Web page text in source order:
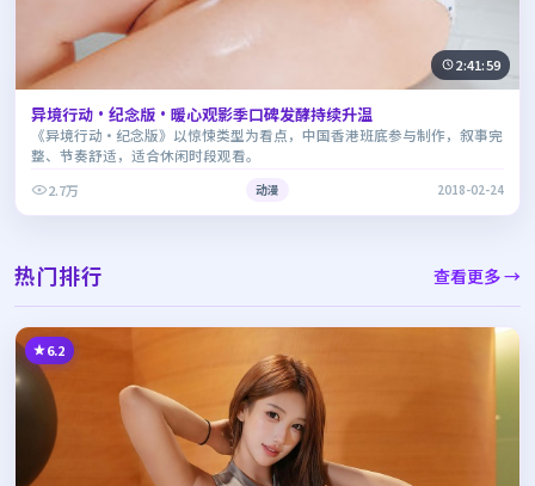
2:41:59
异境行动·纪念版·暖心观影季口碑发酵持续升温
《异境行动·纪念版》以惊悚类型为看点，中国香港班底参与制作，叙事完
整、节奏舒适，适合休闲时段观看。
2.7万
动漫 2018-02-24
热门排行 查看更多 →
6.2